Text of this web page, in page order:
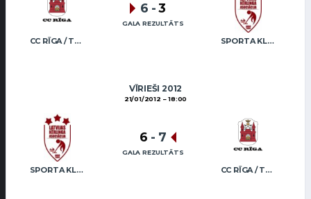
CC RĪGA / TRUKŠĀNS SPORTA KLUBS “OB” / REGŽA
6 -3
GALA REZULTĀTS
VĪRIEŠI 2012
21/01/2012 18:00
SPORTA KLUBS “OB” / REGŽA CC RĪGA / TRUKŠĀNS
6 - 7
GALA REZULTĀTS